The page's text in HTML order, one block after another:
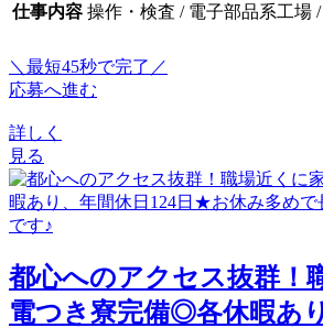
仕事内容 操作・検査 / 電子部品系工場
＼最短45秒で完了／
応募へ進む
詳しく
見る
都心へのアクセス抜群！
電つき寮完備◎各休暇あ